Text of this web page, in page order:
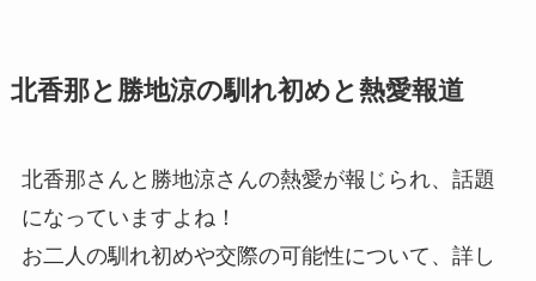
北香那と勝地涼の馴れ初めと熱愛報道
北香那さんと勝地涼さんの熱愛が報じられ、話題
になっていますよね！
お二人の馴れ初めや交際の可能性について、詳し